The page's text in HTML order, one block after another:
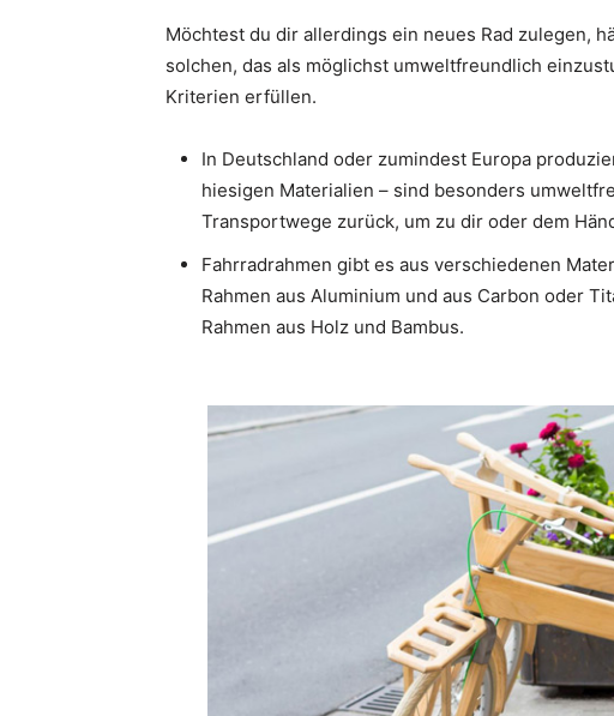
Möchtest du dir allerdings ein neues Rad zulegen,
solchen, das als möglichst umweltfreundlich
Kriterien erfüllen.
In Deutschland oder zumindest Europa
hiesigen Materialien – sind besonders
Transportwege zurück, um zu dir oder dem
Fahrradrahmen gibt es aus verschiedenen
Rahmen aus Aluminium und aus Carbon oder
Rahmen aus Holz und Bambus.